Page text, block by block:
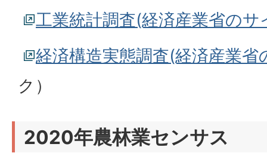
工業統計調査(経済産業省のサ
経済構造実態調査(経済産業省
ク）
2020年農林業センサス